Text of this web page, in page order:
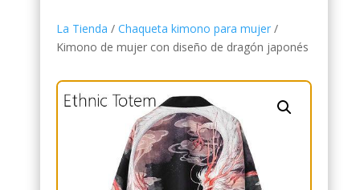
La Tienda / Chaqueta kimono para mujer/
Kimono de mujer con diseño de dragón japonés